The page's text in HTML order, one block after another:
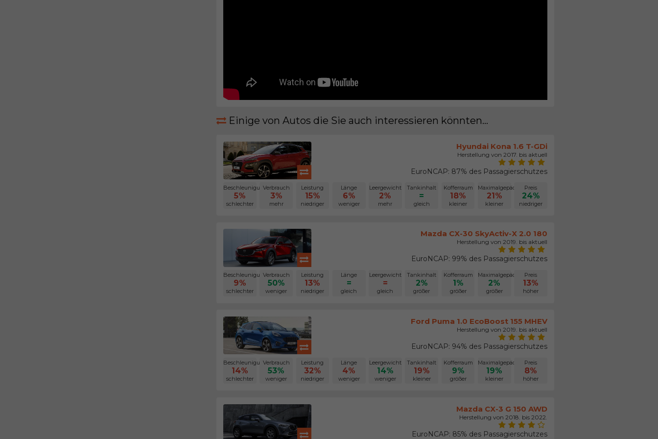
Einige von Autos die Sie auch interessieren könnten...
Hyundai Kona 1.6 T-GDi
Herstellung von 2017. bis aktuell
EuroNCAP: 87% des Passagierschutzes
Beschleunigung
5%
schlechter
Verbrauch
3%
mehr
Leistung
15%
niedriger
Länge
6%
weniger
Leergewicht
2%
mehr
Tankinhalt
=
gleich
Kofferraum
18%
kleiner
Maximalgepäck
21%
kleiner
Preis
24%
niedriger
Mazda CX-30 SkyActiv-X 2.0 180
Herstellung von 2019. bis aktuell
EuroNCAP: 99% des Passagierschutzes
Beschleunigung
9%
schlechter
Verbrauch
50%
weniger
Leistung
13%
niedriger
Länge
=
gleich
Leergewicht
=
gleich
Tankinhalt
2%
größer
Kofferraum
1%
größer
Maximalgepäck
2%
größer
Preis
13%
höher
Ford Puma 1.0 EcoBoost 155 MHEV
Herstellung von 2019. bis aktuell
EuroNCAP: 94% des Passagierschutzes
Beschleunigung
14%
schlechter
Verbrauch
53%
weniger
Leistung
32%
niedriger
Länge
4%
weniger
Leergewicht
14%
weniger
Tankinhalt
19%
kleiner
Kofferraum
9%
größer
Maximalgepäck
19%
kleiner
Preis
8%
höher
Mazda CX-3 G 150 AWD
Herstellung von 2018. bis 2022.
EuroNCAP: 85% des Passagierschutzes